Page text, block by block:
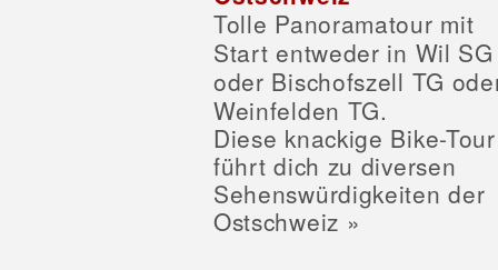
Tolle Panoramatour mit
Start entweder in Wil SG
oder Bischofszell TG
Weinfelden TG.
Diese knackige Bike-Tour
führt dich zu diversen
Sehenswürdigkeiten der
Ostschweiz »